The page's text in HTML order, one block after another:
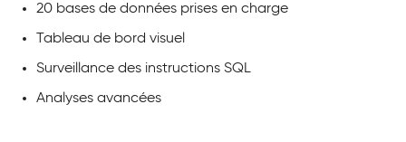
20 bases de données prises en charge
Tableau de bord visuel
Surveillance des instructions SQL
Analyses avancées